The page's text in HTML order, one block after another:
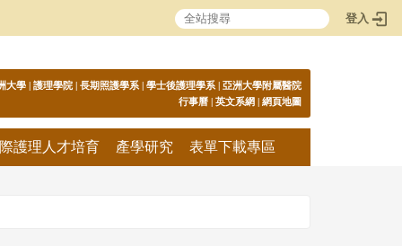
登入
:::
大學 | 護理學院 | 長期照護學系 | 學士後護理學系 | 亞洲大學附屬醫院
行事曆 | 英文系網 | 網頁地圖
護理人才培育 產學研究 表單下載專區